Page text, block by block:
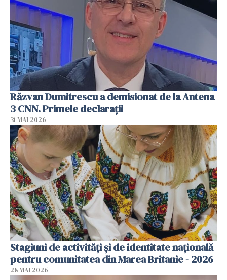
Răzvan Dumitrescu a demisionat de la Antena
3 CNN. Primele declarații
31 MAI 2026
Stagiuni de activități și de identitate națională
pentru comunitatea din Marea Britanie - 2026
28 MAI 2026